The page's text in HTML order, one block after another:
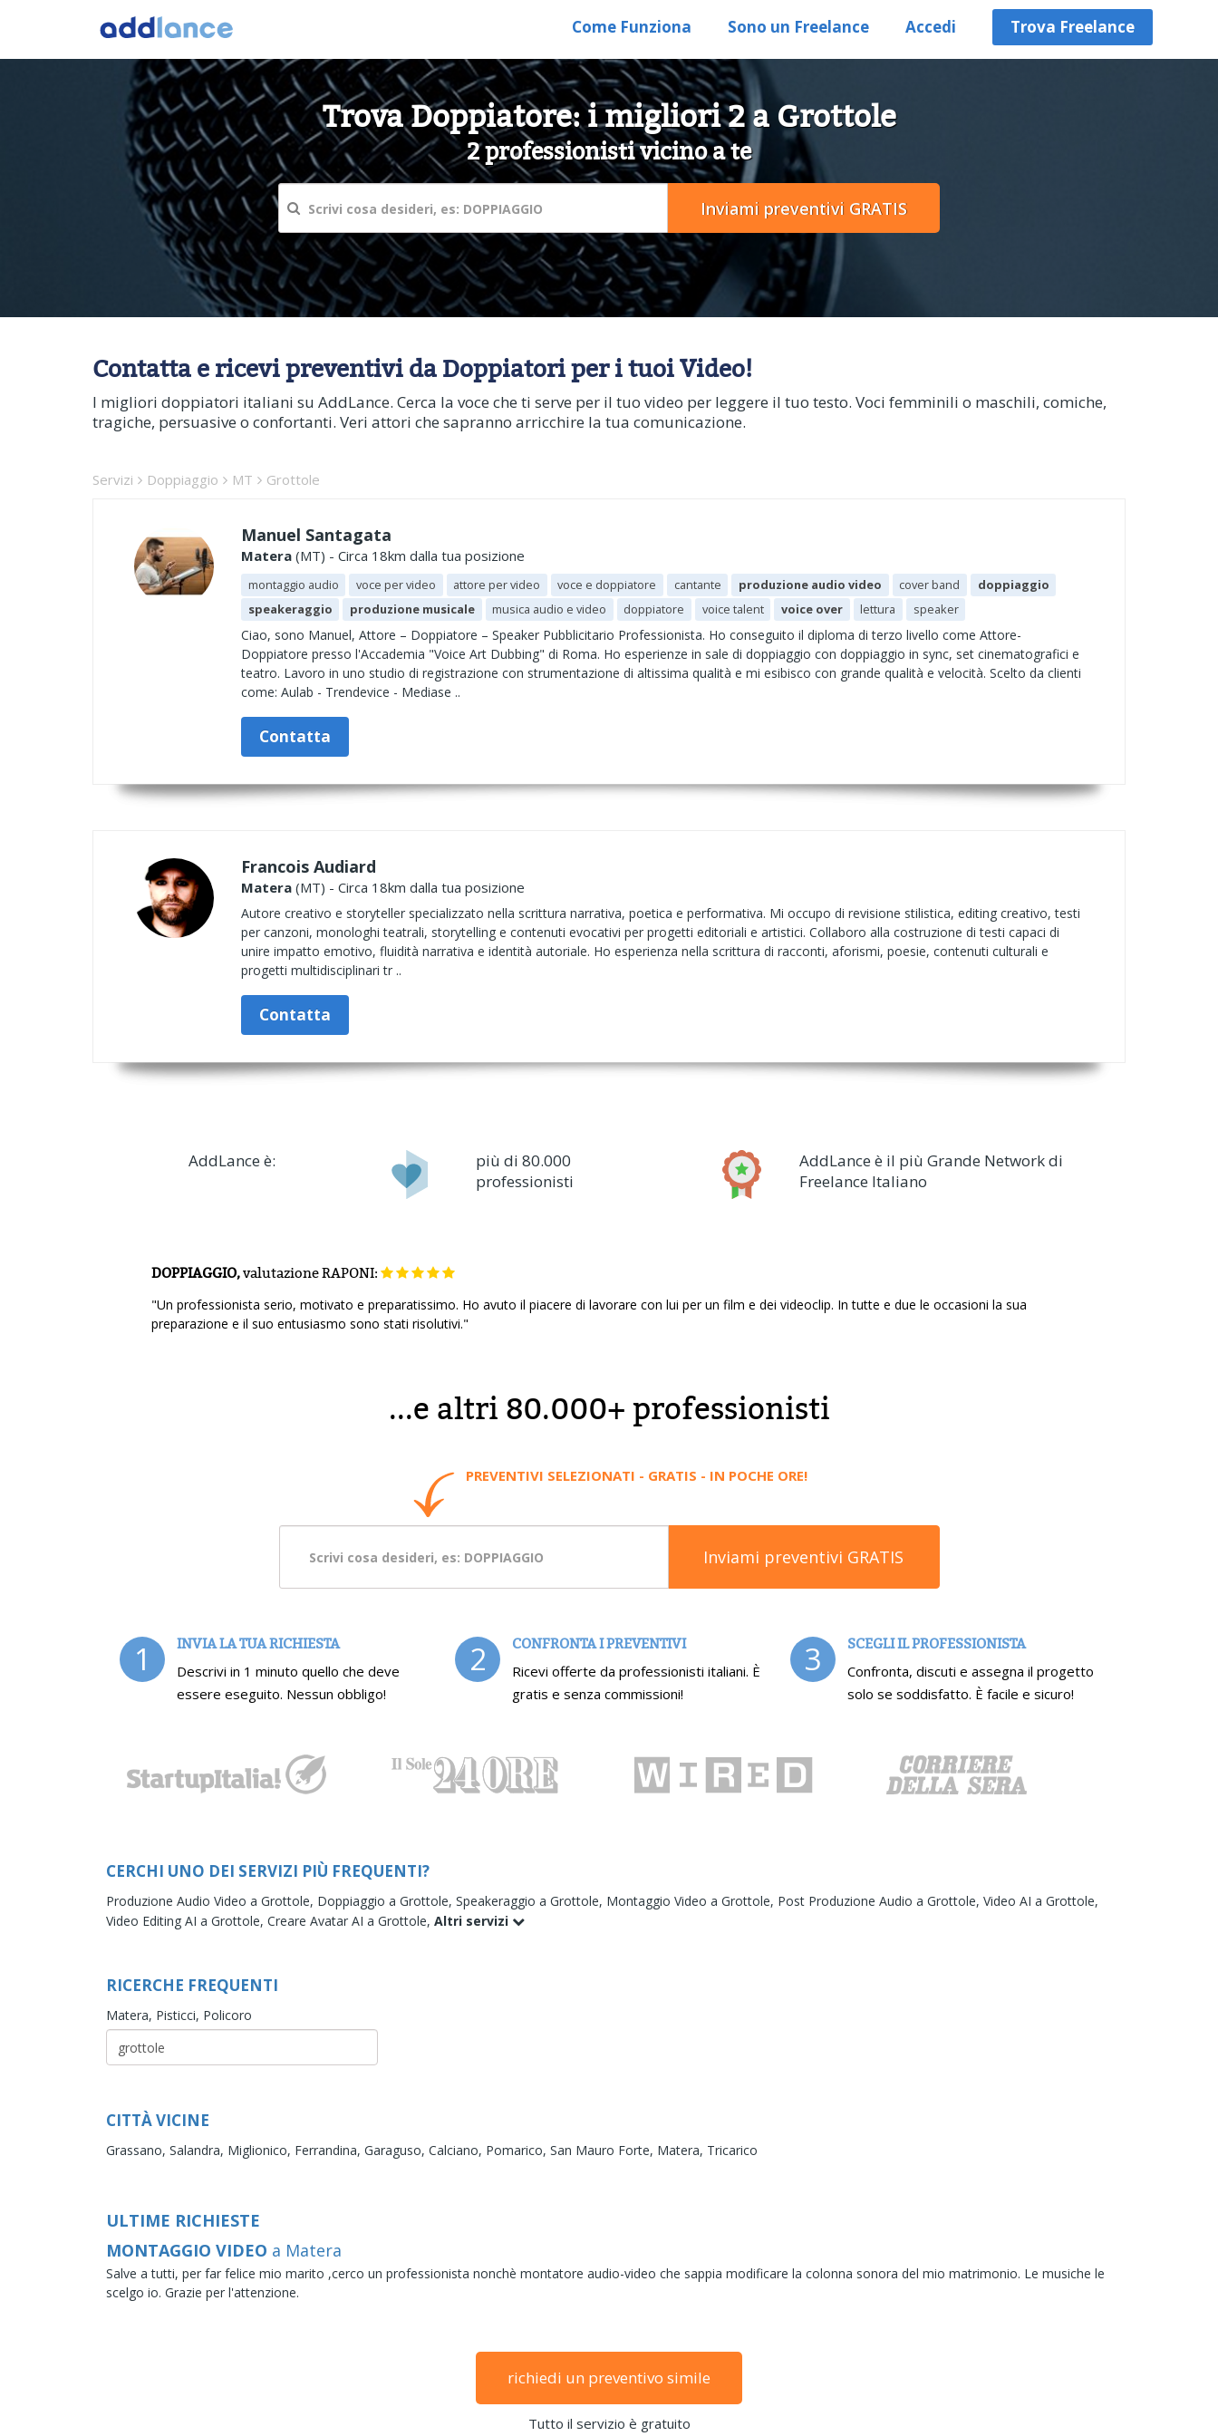
Come Funziona Sono un Freelance Accedi Trova Freelance
Trova Doppiatore: i migliori 2 a Grottole
2 professionisti vicino a te
Contatta e ricevi preventivi da Doppiatori per i tuoi Video!
I migliori doppiatori italiani su AddLance. Cerca la voce che ti serve per il tuo video per leggere il tuo testo. Voci femminili o maschili, comiche,
tragiche, persuasive o confortanti. Veri attori che sapranno arricchire la tua comunicazione.
Servizi Doppiaggio MT Grottole
Manuel Santagata
Matera (MT) - Circa 18km dalla tua posizione
montaggio audio voce per video attore per video voce e doppiatore cantante produzione audio video cover band
doppiaggio
speakeraggio
produzione musicale musica audio e video doppiatore voice talent voice over lettura speaker
Ciao, sono Manuel, Attore – Doppiatore – Speaker Pubblicitario Professionista. Ho conseguito il diploma di terzo livello come Attore-
Doppiatore presso l'Accademia "Voice Art Dubbing" di Roma. Ho esperienze in sale di doppiaggio con doppiaggio in sync, set cinematografici e
teatro. Lavoro in uno studio di registrazione con strumentazione di altissima qualità e mi esibisco con grande qualità e velocità. Scelto da clienti
come: Aulab - Trendevice - Mediase ..
Contatta
Francois Audiard
Matera (MT) - Circa 18km dalla tua posizione
Autore creativo e storyteller specializzato nella scrittura narrativa, poetica e performativa. Mi occupo di revisione stilistica, editing creativo, testi
per canzoni, monologhi teatrali, storytelling e contenuti evocativi per progetti editoriali e artistici. Collaboro alla costruzione di testi capaci di
unire impatto emotivo, fluidità narrativa e identità autoriale. Ho esperienza nella scrittura di racconti, aforismi, poesie, contenuti culturali e
progetti multidisciplinari tr ..
Contatta
AddLance è:
più di 80.000
professionisti
AddLance è il più Grande Network di
Freelance Italiano
DOPPIAGGIO,valutazioneRAPONI:
"Un professionista serio, motivato e preparatissimo. Ho avuto il piacere di lavorare con lui per un film e dei videoclip. In tutte e due le occasioni la sua
preparazione e il suo entusiasmo sono stati risolutivi."
...e altri 80.000+ professionisti
PREVENTIVI SELEZIONATI - GRATIS - IN POCHE ORE!
Inviami preventivi GRATIS
1 INVIA LA TUA RICHIESTA
Descrivi in 1 minuto quello che deve
essere eseguito. Nessun obbligo!
2 CONFRONTA I PREVENTIVI
Ricevi offerte da professionisti italiani. È
gratis e senza commissioni!
3 SCEGLI IL PROFESSIONISTA
Confronta, discuti e assegna il progetto
solo se soddisfatto. È facile e sicuro!
CERCHI UNO DEI SERVIZI PIÙ FREQUENTI?
Produzione Audio Video a Grottole, Doppiaggio a Grottole, Speakeraggio a Grottole, Montaggio Video a Grottole, Post Produzione Audio a Grottole, Video AI a Grottole,
Video Editing AI a Grottole, Creare Avatar AI a Grottole, Altri servizi
RICERCHE FREQUENTI
Matera, Pisticci, Policoro
CITTÀ VICINE
Grassano, Salandra, Miglionico, Ferrandina, Garaguso, Calciano, Pomarico, San Mauro Forte, Matera, Tricarico
ULTIME RICHIESTE
MONTAGGIO VIDEO a Matera
Salve a tutti, per far felice mio marito ,cerco un professionista nonchè montatore audio-video che sappia modificare la colonna sonora del mio matrimonio. Le musiche le
scelgo io. Grazie per l'attenzione.
richiedi un preventivo simile
Tutto il servizio è gratuito